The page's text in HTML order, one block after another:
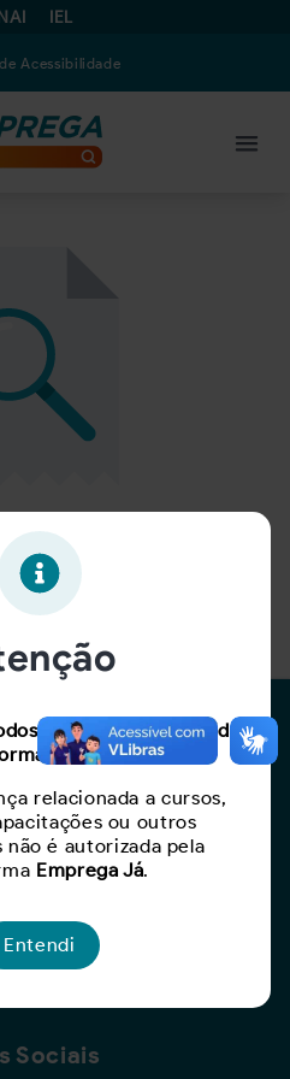
IEL
Acessibilidade
expirada!
Buscar Oportunidades.
de Currículo
se
Sociais
os serviços oferecidos
são gratuitos.
relacionada a cursos,
ou outros
é autorizada pela
Emprega Já.
Entendi